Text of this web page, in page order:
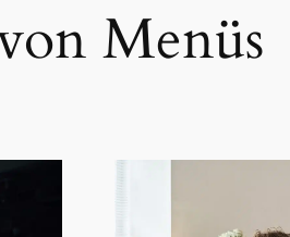
Menüs